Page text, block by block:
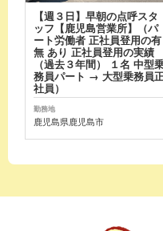
【週３日】早朝の点呼スタ
ッフ【鹿児島営業所】（パ
ート労働者 正社員登用の有
無 あり 正社員登用の実績
（過去３年間） １名 中型
務員パート → 大型乗務員
社員）
勤務地
鹿児島県鹿児島市